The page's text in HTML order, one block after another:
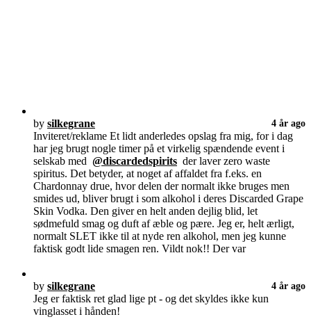
by silkegrane 4 år ago
Inviteret/reklame Et lidt anderledes opslag fra mig, for i dag
har jeg brugt nogle timer på et virkelig spændende event i
selskab med @discardedspirits der laver zero waste
spiritus. Det betyder, at noget af affaldet fra f.eks. en
Chardonnay drue, hvor delen der normalt ikke bruges men
smides ud, bliver brugt i som alkohol i deres Discarded Grape
Skin Vodka. Den giver en helt anden dejlig blid, let
sødmefuld smag og duft af æble og pære. Jeg er, helt ærligt,
normalt SLET ikke til at nyde ren alkohol, men jeg kunne
faktisk godt lide smagen ren. Vildt nok!! Der var
by silkegrane 4 år ago
Jeg er faktisk ret glad lige pt - og det skyldes ikke kun
vinglasset i hånden!